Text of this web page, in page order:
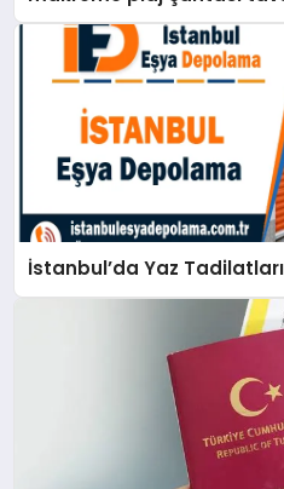
İstanbul’da Yaz